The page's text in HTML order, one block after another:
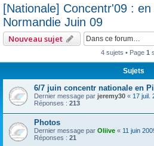
[Nationale] Concentr'09 :
Normandie Juin 09
Nouveau sujet
4 sujets • Page 1
Sujets
6/7 juin concentr nationale en
Dernier message par jeremy30 « 17 juil.
Réponses : 213
Photos
Dernier message par Oliive « 11 juin
Réponses : 21